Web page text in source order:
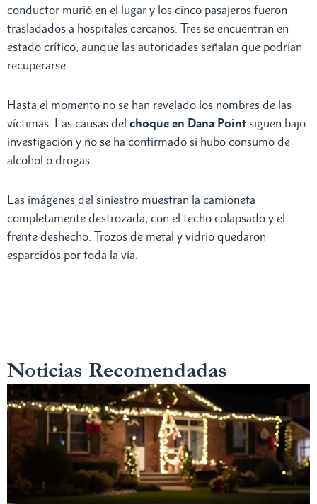
conductor murió en el lugar y los cinco pasajeros fueron
trasladados a hospitales cercanos. Tres se encuentran en
estado crítico, aunque las autoridades señalan que podrían
recuperarse.
Hasta el momento no se han revelado los nombres de las
víctimas. Las causas del choque en Dana Point siguen bajo
investigación y no se ha confirmado si hubo consumo de
alcohol o drogas.
Las imágenes del siniestro muestran la camioneta
completamente destrozada, con el techo colapsado y el
frente deshecho. Trozos de metal y vidrio quedaron
esparcidos por toda la vía.
Noticias Recomendadas